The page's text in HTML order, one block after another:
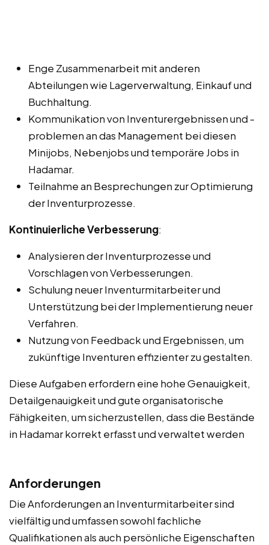
Enge Zusammenarbeit mit anderen
Abteilungen wie Lagerverwaltung, Einkauf und
Buchhaltung.
Kommunikation von Inventurergebnissen und -
problemen an das Management bei diesen
Minijobs, Nebenjobs und temporäre Jobs in
Hadamar.
Teilnahme an Besprechungen zur Optimierung
der Inventurprozesse.
Kontinuierliche Verbesserung:
Analysieren der Inventurprozesse und
Vorschlagen von Verbesserungen.
Schulung neuer Inventurmitarbeiter und
Unterstützung bei der Implementierung neuer
Verfahren.
Nutzung von Feedback und Ergebnissen, um
zukünftige Inventuren effizienter zu gestalten.
Diese Aufgaben erfordern eine hohe Genauigkeit,
Detailgenauigkeit und gute organisatorische
Fähigkeiten, um sicherzustellen, dass die Bestände
in Hadamar korrekt erfasst und verwaltet werden
Anforderungen
Die Anforderungen an Inventurmitarbeiter sind
vielfältig und umfassen sowohl fachliche
Qualifikationen als auch persönliche Eigenschaften